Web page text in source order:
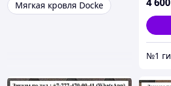
Мягкая кровля Docke